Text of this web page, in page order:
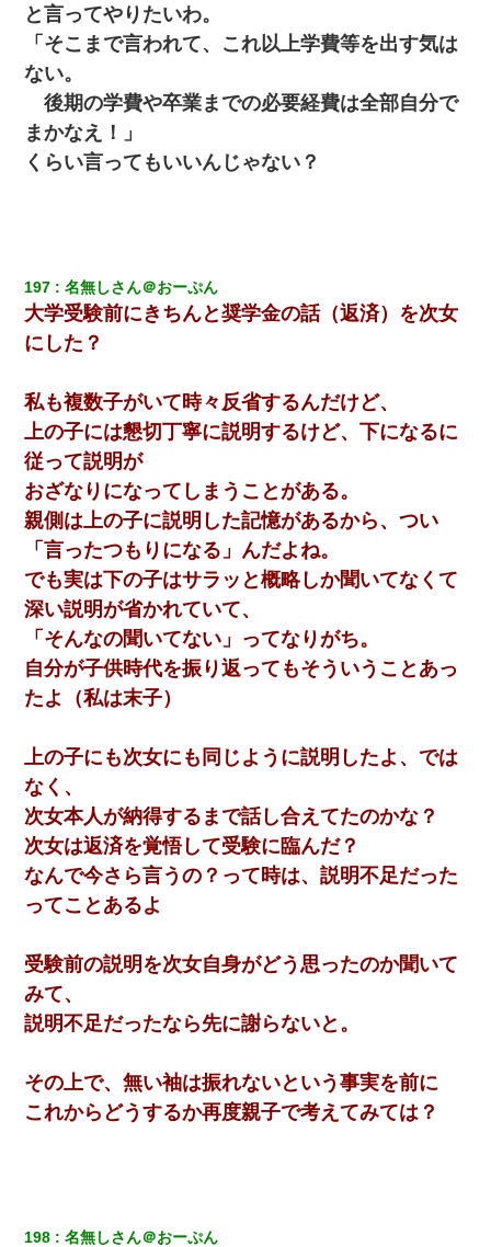
と言ってやりたいわ。
「そこまで言われて、これ以上学費等を出す気は
ない。
後期の学費や卒業までの必要経費は全部自分で
まかなえ！」
くらい言ってもいいんじゃない？
197 名無しさん＠おーぷん
大学受験前にきちんと奨学金の話（返済）を次女
にした？
私も複数子がいて時々反省するんだけど、
上の子には懇切丁寧に説明するけど、下になるに
従って説明が
おざなりになってしまうことがある。
親側は上の子に説明した記憶があるから、つい
「言ったつもりになる」んだよね。
でも実は下の子はサラッと概略しか聞いてなくて
深い説明が省かれていて、
「そんなの聞いてない」ってなりがち。
自分が子供時代を振り返ってもそういうことあっ
たよ（私は末子）
上の子にも次女にも同じように説明したよ、では
なく、
次女本人が納得するまで話し合えてたのかな？
次女は返済を覚悟して受験に臨んだ？
なんで今さら言うの？って時は、説明不足だった
ってことあるよ
受験前の説明を次女自身がどう思ったのか聞いて
みて、
説明不足だったなら先に謝らないと。
その上で、無い袖は振れないという事実を前に
これからどうするか再度親子で考えてみては？
198 名無しさん＠おーぷん